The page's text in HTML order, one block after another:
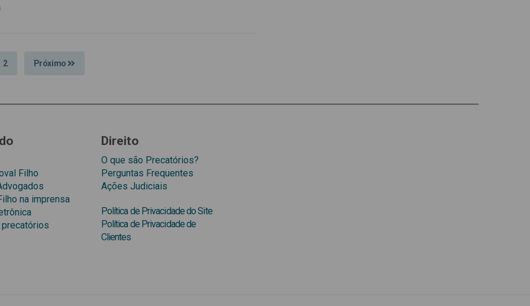
2 Próximo
Filho
na imprensa
Direito
O que são Precatórios?
Perguntas Frequentes
Ações Judiciais
Política de Privacidade do Site
Política de Privacidade de
Clientes